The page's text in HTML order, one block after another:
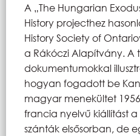
A „The Hungarian
History projecthez
History Society of
a Rákóczi Alapítvány. A
dokumentumokkal
hogyan fogadott be
magyar menekültet
francia nyelvű kiállítást
szánták elsősorban, de